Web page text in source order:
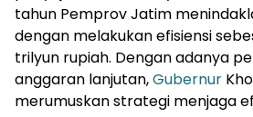
tahun Pemprov Jatim
dengan melakukan efisiensi
trilyun rupiah. Dengan adanya
anggaran lanjutan,Gubernur
merumuskan strategi menjaga